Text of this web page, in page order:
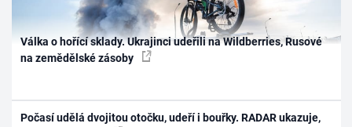
Válka o hořící sklady. Ukrajinci udeřili na Wildberries, Rusové
na zemědělské zásoby
Počasí udělá dvojitou otočku, udeří i bouřky. RADAR ukazuje,